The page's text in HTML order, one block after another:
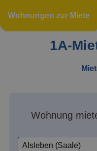
Wohnungen zur Miete
1A-
Wohnung